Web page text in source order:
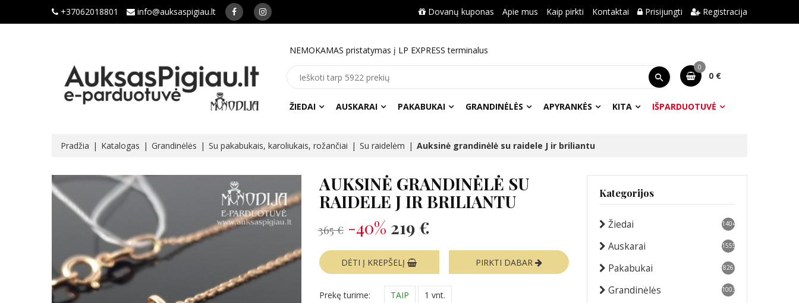
+37062018801 info@auksaspigiau.lt Dovanų kuponas Apie mus Kaip pirkti Kontaktai Prisijungti Registracija
NEMOKAMAS pristatymas į LP EXPRESS terminalus
0
0 €
ŽIEDAI AUSKARAI PAKABUKAI GRANDINĖLĖS APYRANKĖS KITA IŠPARDUOTUVĖ
Pradžia Katalogas Grandinėlės Su pakabukais, karoliukais, rožančiai Su raidelėm Auksinė grandinėlė su raidele J ir briliantu
AUKSINĖ GRANDINĖLĖ SU
RAIDELE J IR BRILIANTU
365 € -40% 219 €
DĖTI Į KREPŠELĮ PIRKTI DABAR
Prekę turime: TAIP
1 vnt.
Kategorijos
Žiedai 1404
Auskarai 1555
Pakabukai 826
Grandinėlės 1003